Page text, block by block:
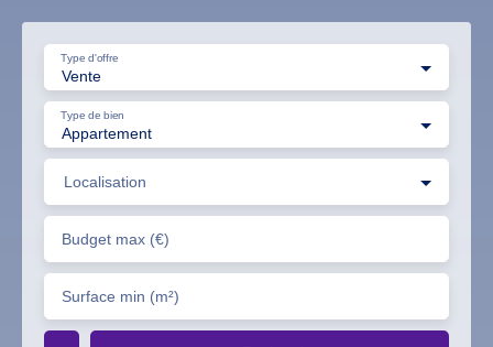
Vente
Type d'offre
Appartement
Type de bien
Localisation
Budget max (€)
Surface min (m²)